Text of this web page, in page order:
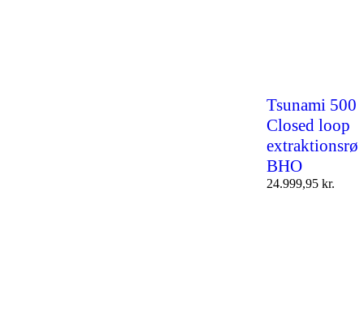
Tsunami 500
Closed loop
extraktionsrør
BHO
24.999,95 kr.